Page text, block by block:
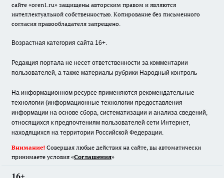
сайте «oren1.ru» защищены авторским правом и являются
интеллектуальной собственностью. Копирование без письменного
согласия правообладателя запрещено.
Возрастная категория сайта 16+.
Редакция портала не несет ответственности за комментарии
пользователей, а также материалы рубрики Народный контроль
На информационном ресурсе применяются рекомендательные
технологии (информационные технологии предоставления
информации на основе сбора, систематизации и анализа сведений,
относящихся к предпочтениям пользователей сети Интернет,
находящихся на территории Российской Федерации.
Внимание! Совершая любые действия на сайте, вы автоматически
принимаете условия «Cоглашения»